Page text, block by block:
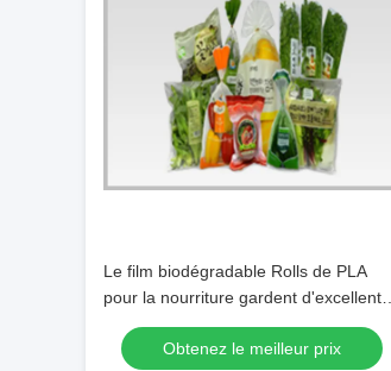
Le film biodégradable Rolls de PLA
pour la nourriture gardent d'excellentes
propriétés fraîches de joint
Obtenez le meilleur prix